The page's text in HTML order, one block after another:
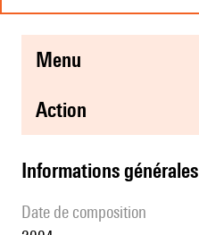
menu
action
informations générales
date de composition